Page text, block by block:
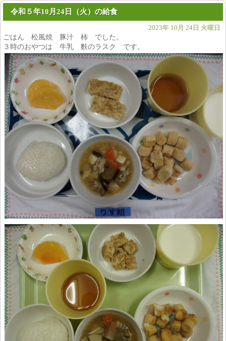
令和５年10月24日（火）の給食
2023年 10月 24日 火曜日
ごはん 松風焼 豚汁 柿 でした。
３時のおやつは 牛乳 麩のラスク です。